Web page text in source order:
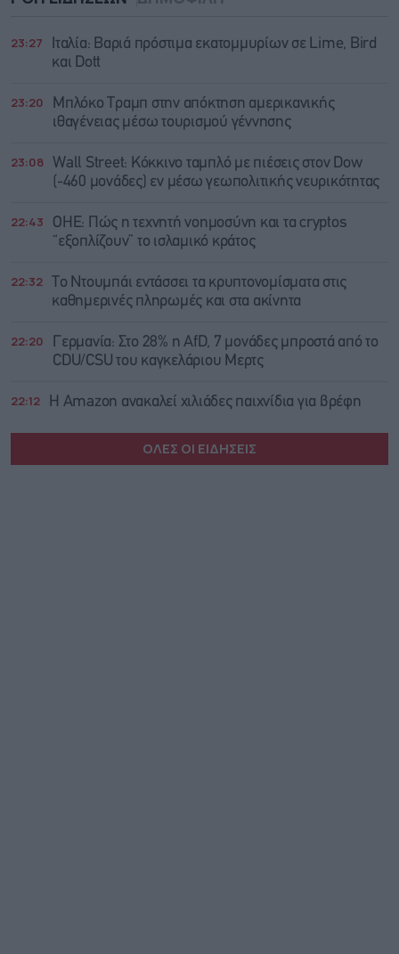
23:27
Ιταλία: Βαριά πρόστιμα εκατομμυρίων σε Lime, Bird
και Dott
23:20
Μπλόκο Τραμπ στην απόκτηση αμερικανικής
ιθαγένειας μέσω τουρισμού γέννησης
23:08
Wall Street: Κόκκινο ταμπλό με πιέσεις στον Dow
(-460 μονάδες) εν μέσω γεωπολιτικής νευρικότητας
22:43
ΟΗΕ: Πώς η τεχνητή νοημοσύνη και τα cryptos
“εξοπλίζουν” το ισλαμικό κράτος
22:32
Το Ντουμπάι εντάσσει τα κρυπτονομίσματα στις
καθημερινές πληρωμές και στα ακίνητα
22:20
Γερμανία: Στο 28% η AfD, 7 μονάδες μπροστά από το
CDU/CSU του καγκελάριου Μερτς
22:12 Η Amazon ανακαλεί χιλιάδες παιχνίδια για βρέφη
ΟΛΕΣ ΟΙ ΕΙΔΗΣΕΙΣ